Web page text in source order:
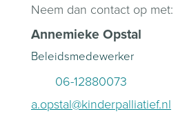
Neem dan contact op met:
Annemieke Opstal
Beleidsmedewerker
06-12880073
a.opstal@kinderpalliatief.nl